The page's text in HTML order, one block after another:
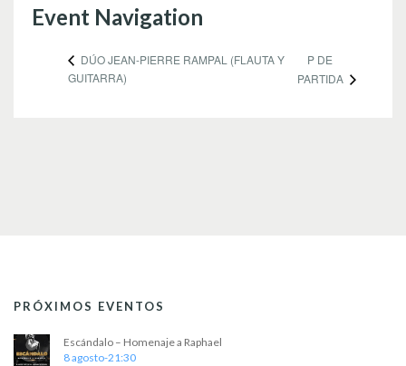
Event Navigation
DÚO JEAN-PIERRE RAMPAL (FLAUTA Y
GUITARRA)
P DE
PARTIDA
PRÓXIMOS EVENTOS
Escándalo – Homenaje a Raphael
8 agosto-21:30